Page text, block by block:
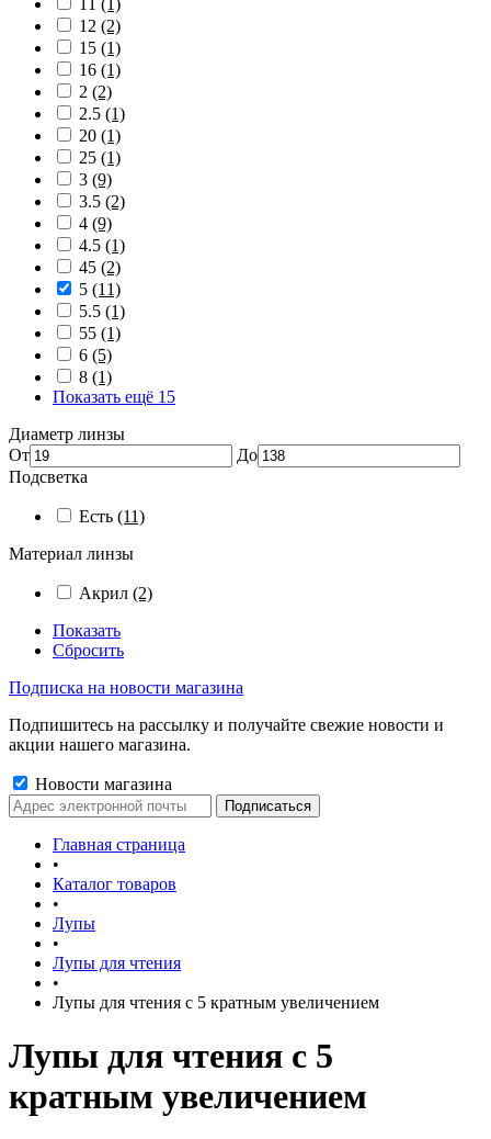
(1)
12 (2)
15 (1)
16 (1)
2 (2)
2.5 (1)
20 (1)
25 (1)
3 (9)
3.5 (2)
4 (9)
4.5 (1)
45 (2)
5 (11)
5.5 (1)
55 (1)
6 (5)
8 (1)
Показать ещё 15
Диаметр линзы
От
До
Подсветка
Есть (11)
Материал линзы
Акрил (2)
Показать
Сбросить
Подписка на новости магазина
Подпишитесь на рассылку и получайте свежие новости и
акции нашего магазина.
Новости магазина
Главная страница
•
Каталог товаров
•
Лупы
•
Лупы для чтения
•
Лупы для чтения с 5 кратным увеличением
Лупы для чтения с 5
кратным увеличением